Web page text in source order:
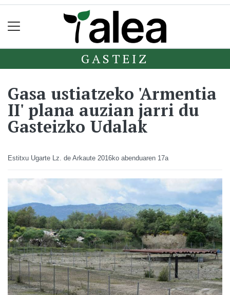
GASTEIZ
Gasa ustiatzeko 'Armentia
II' plana auzian jarri du
Gasteizko Udalak
Estitxu Ugarte Lz. de Arkaute 2016ko abenduaren 17a